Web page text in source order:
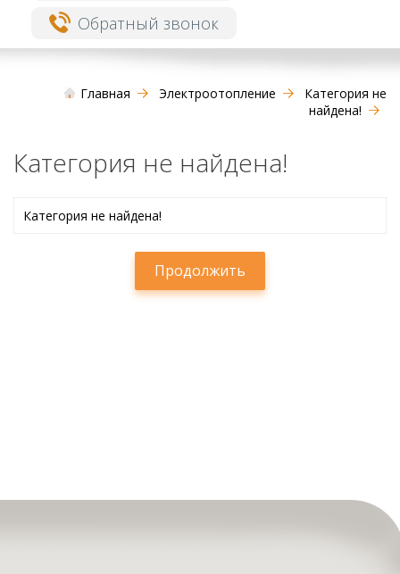
Обратный звонок
Главная Электроотопление
Категория не
найдена!
Категория не найдена!
Категория не найдена!
Продолжить